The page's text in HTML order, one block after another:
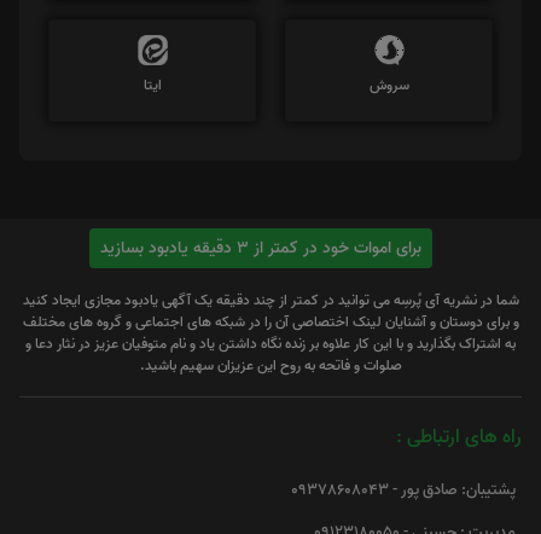
سروش ایتا
برای اموات خود در کمتر از 3 دقیقه یادبود بسازید
شما در نشریه آی پُرسِه می توانید در کمتر از چند دقیقه یک آگهی یادبود مجازی ایجاد کنید
و برای دوستان و آشنایان لینک اختصاصی آن را در شبکه های اجتماعی و گروه های مختلف
به اشتراک بگذارید و با این کار علاوه بر زنده نگاه داشتن یاد و نام متوفیان عزیز در نثار دعا و
صلوات و فاتحه به روح این عزیزان سهیم باشید.
راه های ارتباطی :
پشتیبان: صادق پور - 09378608043